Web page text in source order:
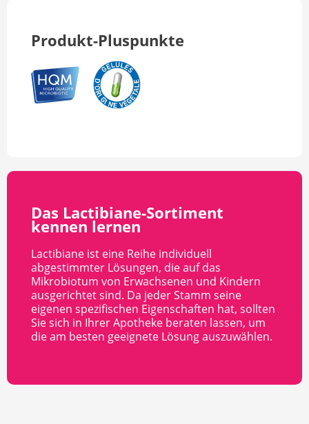
Produkt-Pluspunkte
Das Lactibiane-Sortiment
kennen lernen
Lactibiane ist eine Reihe individuell
abgestimmter Lösungen, die auf das
Mikrobiotum von Erwachsenen und Kindern
ausgerichtet sind. Da jeder Stamm seine
eigenen spezifischen Eigenschaften hat, sollten
Sie sich in Ihrer Apotheke beraten lassen, um
die am besten geeignete Lösung auszuwählen.